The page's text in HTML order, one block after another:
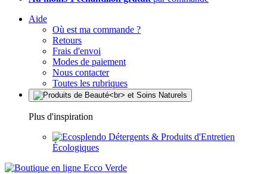
Aide
Où est ma commande ?
Retours
Frais d'envoi
Modes de paiement
Nous contacter
Toutes les rubriques
Plus d'inspiration
Détergents & Produits d'Entretien
Écologiques